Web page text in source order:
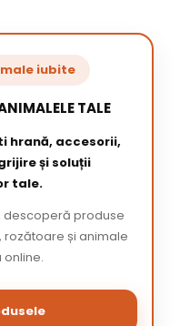
iubite
TALE
hrană, accesorii,
și soluții
tale.
descoperă produse
rozătoare și animale